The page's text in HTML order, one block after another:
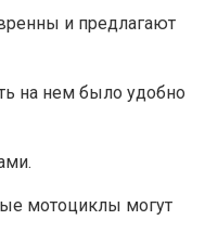
и предлагают
на нем было удобно
мотоциклы могут